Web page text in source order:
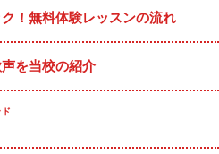
！無料体験レッスンの流れ
を当校の紹介